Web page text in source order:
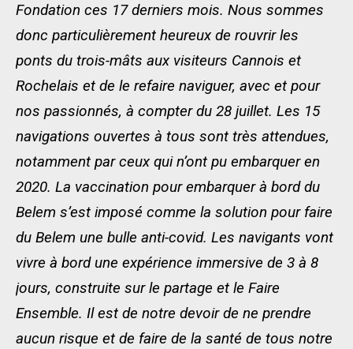
Fondation ces 17derniers mois. Nous sommes
donc particulièrement heureux de rouvrir les
ponts du trois-mâts aux visiteurs Cannois et
Rochelais et de le refaire naviguer, avec et pour
nos passionnés, à compter du 28 juillet. Les 15
navigations ouvertes à tous sont très attendues,
notamment par ceux qui n’ont pu embarquer en
2020. La vaccination pour embarquer à bord du
Belem s’est imposé comme la solution pour faire
du Belem une bulle anti-covid. Les navigants vont
vivre à bord une expérience immersive de 3 à 8
jours, construite sur le partage et le Faire
Ensemble. Il est de notre devoir de ne prendre
aucun risque et de faire de la santé de tous notre